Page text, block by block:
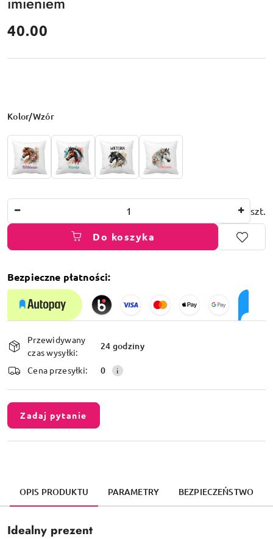
cena:
40.00
Wariant
Kolor/Wzór
szt.
Do koszyka
Bezpieczne płatności:
Dostępność
i
dostawa
Przewidywany
czas wysyłki:
24 godziny
Cena przesyłki: 0
Zadaj pytanie
OPIS PRODUKTU PARAMETRY BEZPIECZEŃSTWO
Idealny prezent